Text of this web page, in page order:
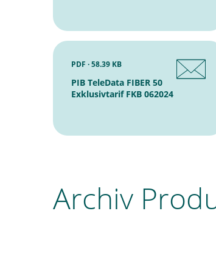
PIB TeleData FIBER 50
Exklusivtarif FKB 062024
PDF · 58.39 KB
Archiv